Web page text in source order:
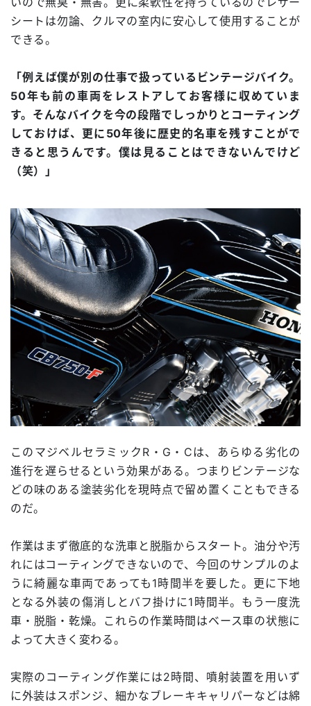
シートは勿論、クルマの室内に安心して使用することが
できる。
「例えば僕が別の仕事で扱っているビンテージバイク。
50年も前の車両をレストアしてお客様に収めていま
す。そんなバイクを今の段階でしっかりとコーティング
しておけば、更に50年後に歴史的名車を残すことがで
きると思うんです。僕は見ることはできないんでけど
（笑）」
このマジベルセラミックR・G・Cは、あらゆる劣化の
進行を遅らせるという効果がある。つまりビンテージな
どの味のある塗装劣化を現時点で留め置くこともできる
のだ。
作業はまず徹底的な洗車と脱脂からスタート。油分や汚
れにはコーティングできないので、今回のサンプルのよ
うに綺麗な車両であっても1時間半を要した。更に下地
となる外装の傷消しとバフ掛けに1時間半。もう一度洗
車・脱脂・乾燥。これらの作業時間はベース車の状態に
よって大きく変わる。
実際のコーティング作業には2時間、噴射装置を用いず
に外装はスポンジ、細かなブレーキキャリパーなどは綿